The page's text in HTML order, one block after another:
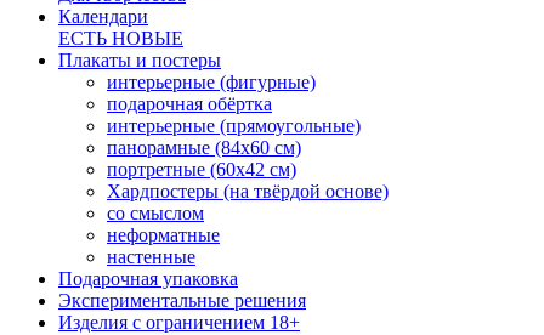
Календари
ЕСТЬ НОВЫЕ
Плакаты и постеры
интерьерные (фигурные)
подарочная обёртка
интерьерные (прямоугольные)
панорамные (84х60 см)
портретные (60х42 см)
Хардпостеры (на твёрдой основе)
со смыслом
неформатные
настенные
Подарочная упаковка
Экспериментальные решения
Изделия с ограничением 18+